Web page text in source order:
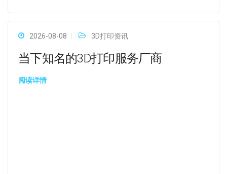
2026-08-08 3D打印资讯
当下知名的3D打印服务厂商
阅读详情